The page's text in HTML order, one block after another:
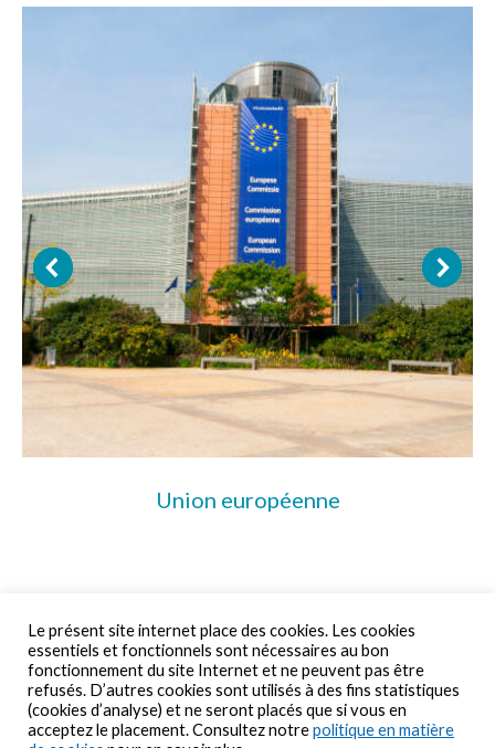
Union européenne
© By Poush
Responsabilité Sociétale de l’Entreprise
Le présent site internet place des cookies. Les cookies
essentiels et fonctionnels sont nécessaires au bon
fonctionnement du site Internet et ne peuvent pas être
refusés. D’autres cookies sont utilisés à des fins statistiques
(cookies d’analyse) et ne seront placés que si vous en
acceptez le placement. Consultez notrepolitique en matière